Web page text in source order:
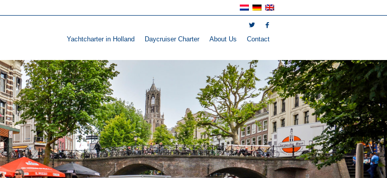
Yachtcharter in Holland Daycruiser Charter About Us Contact